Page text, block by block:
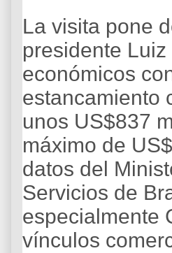
La visita pone
presidente
económicos
estancamiento
unos US$837
máximo de
datos del
Servicios de
especialmente
vínculos